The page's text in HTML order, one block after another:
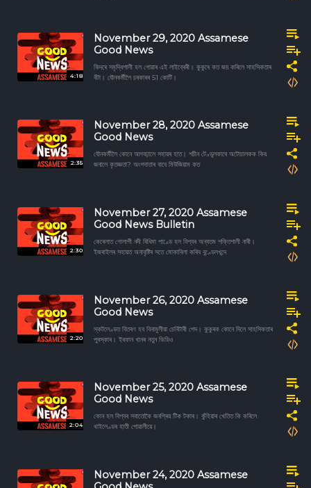
4:18
November 29, 2020 Assamese
Good News
কিদৰে সমৃদ্ধিশালী হল গোৱাৰ এই লাইব্ৰেৰী। কুকুৰে কত জয় কৰিলে সাহসিকতাৰ
বঁটা। যৌনকর্মীলৈ চৰকাৰৰ 51 কোটি।
2:35
November 28, 2020 Assamese
Good News
যৌনকর্মীলৈ কোনে আগবঢ়ালে সহায়ৰ হাত। শচীন টেণ্ডুলকাৰে অটোচালকক কিয়
জনালে কৃতজ্ঞতা? অংগদাতাৰ বাবে মিউজিয়াম কত
2:30
November 27, 2020 Assamese
Good News Bulletin
কেৰেলাত গোলাপী নদী ৰিধিমা পাণ্ডে হল বিশ্বৰ অন্যতম শক্তিশালী নাৰী।
ইজৰাইলৰ সহায়ত অনাবৃষ্টিৰ সতে মোকাবিলা কৰিব বুণ্ডেলখন্দে
2:20
November 26, 2020 Assamese
Good News
স্কটলেণ্ডত বিতৰণ হব বিনামূলীয়া চেনিটাৰী পেদ। কুকুৰক কোনে দিলে সাহসিকতাৰ
পুৰস্কাৰ। ইৰফান খানৰ নতুন ভিডিও
2:04
November 25, 2020 Assamese
Good News
কোন হল বিশ্বৰ সবাতোকৈ জনপ্ৰিয় টিক টকাৰ। কুঁহিয়াৰ খেতিত কি কৰিলে
থাইলেণ্ডৰ হাতী পোৱালীয়ে।
November 24, 2020 Assamese